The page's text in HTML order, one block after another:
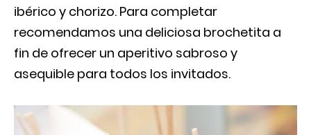
ibérico y chorizo. Para completar
recomendamos una deliciosa brochetita a
fin de ofrecer un aperitivo sabroso y
asequible para todos los invitados.